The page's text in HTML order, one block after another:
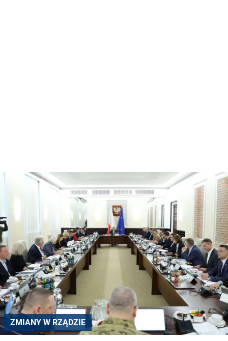
ZMIANY W RZĄDZIE